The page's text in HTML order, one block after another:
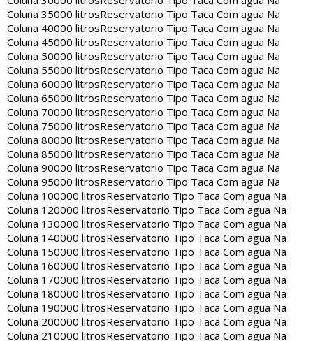
Coluna 35000 litrosReservatorio Tipo Taca Com agua Na
Coluna 40000 litrosReservatorio Tipo Taca Com agua Na
Coluna 45000 litrosReservatorio Tipo Taca Com agua Na
Coluna 50000 litrosReservatorio Tipo Taca Com agua Na
Coluna 55000 litrosReservatorio Tipo Taca Com agua Na
Coluna 60000 litrosReservatorio Tipo Taca Com agua Na
Coluna 65000 litrosReservatorio Tipo Taca Com agua Na
Coluna 70000 litrosReservatorio Tipo Taca Com agua Na
Coluna 75000 litrosReservatorio Tipo Taca Com agua Na
Coluna 80000 litrosReservatorio Tipo Taca Com agua Na
Coluna 85000 litrosReservatorio Tipo Taca Com agua Na
Coluna 90000 litrosReservatorio Tipo Taca Com agua Na
Coluna 95000 litrosReservatorio Tipo Taca Com agua Na
Coluna 100000 litrosReservatorio Tipo Taca Com agua Na
Coluna 120000 litrosReservatorio Tipo Taca Com agua Na
Coluna 130000 litrosReservatorio Tipo Taca Com agua Na
Coluna 140000 litrosReservatorio Tipo Taca Com agua Na
Coluna 150000 litrosReservatorio Tipo Taca Com agua Na
Coluna 160000 litrosReservatorio Tipo Taca Com agua Na
Coluna 170000 litrosReservatorio Tipo Taca Com agua Na
Coluna 180000 litrosReservatorio Tipo Taca Com agua Na
Coluna 190000 litrosReservatorio Tipo Taca Com agua Na
Coluna 200000 litrosReservatorio Tipo Taca Com agua Na
Coluna 210000 litrosReservatorio Tipo Taca Com agua Na